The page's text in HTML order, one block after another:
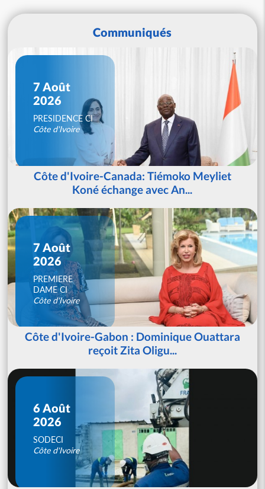
Communiqués
7 Août
2026
PRESIDENCE CI
Côte d'Ivoire
Côte d'Ivoire-Canada: Tiémoko Meyliet
Koné échange avec An...
7 Août
2026
PREMIERE
DAME CI
Côte d'Ivoire
Côte d'Ivoire-Gabon : Dominique Ouattara
reçoit Zita Oligu...
6 Août
2026
SODECI
Côte d'Ivoire